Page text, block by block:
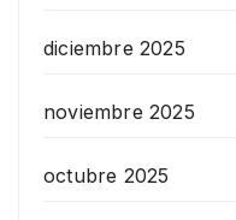
diciembre 2025
noviembre 2025
octubre 2025